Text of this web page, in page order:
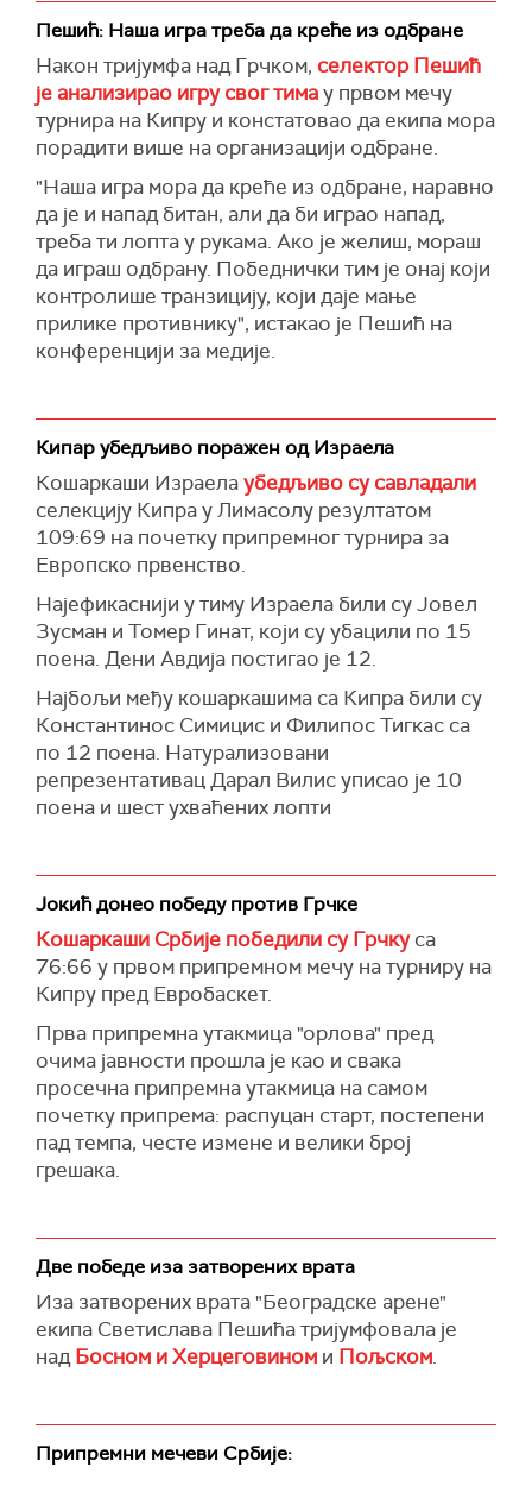
Пешић: Наша игра треба да креће из одбране
Након тријумфа над Грчком, селектор Пешић
је анализирао игру свог тимау првом мечу
турнира на Кипру и констатовао да екипа мора
порадити више на организацији одбране.
"Наша игра мора да креће из одбране, наравно
да је и напад битан, али да би играо напад,
треба ти лопта у рукама. Ако је желиш, мораш
да играш одбрану. Победнички тим је онај који
контролише транзицију, који даје мање
прилике противнику", истакао је Пешић на
конференцији за медије.
Кипар убедљиво поражен од Израела
Кошаркаши Израелаубедљиво су савладали
селекцију Кипра у Лимасолу резултатом
109:69 на почетку припремног турнира за
Европско првенство.
Најефикаснији у тиму Израела били су Јовел
Зусман и Томер Гинат, који су убацили по 15
поена. Дени Авдија постигао је 12.
Најбољи међу кошаркашима са Кипра били су
Константинос Симицис и Филипос Тигкас са
по 12 поена. Натурализовани
репрезентативац Дарал Вилис уписао је 10
поена и шест ухваћених лопти
Јокић донео победу против Грчке
Кошаркаши Србије победили су Грчку са
76:66 у првом припремном мечу на турниру на
Кипру пред Евробаскет.
Прва припремна утакмица "орлова" пред
очима јавности прошла је као и свака
просечна припремна утакмица на самом
почетку припрема: распуцан старт, постепени
пад темпа, честе измене и велики број
грешака.
Две победе иза затворених врата
Иза затворених врата "Београдске арене"
екипа Светислава Пешића тријумфовала је
надБосном и Херцеговином и Пољском.
Припремни мечеви Србије: